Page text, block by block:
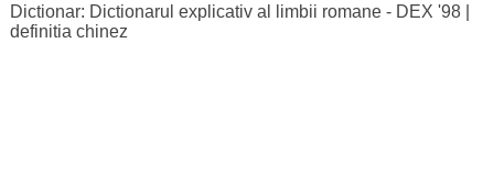
Dictionar: Dictionarul explicativ al limbii romane - DEX '98|
definitia chinez